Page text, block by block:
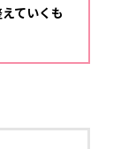
ていくも